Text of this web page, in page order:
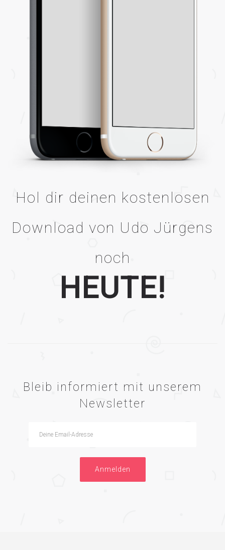
Hol dir deinen kostenlosen
Download von Udo Jürgens
noch
HEUTE!
Bleib informiert mit unserem
Newsletter
Anmelden